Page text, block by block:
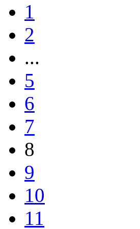
1
2
...
5
6
7
8
9
10
11